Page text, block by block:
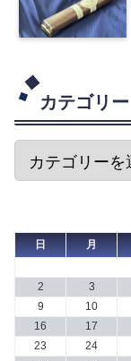
カテゴリー
日 月
2
3
9
10
16
17
23
24